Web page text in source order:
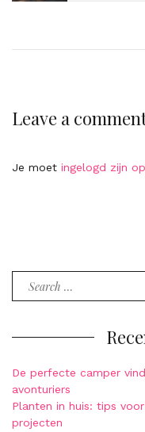
Leave a
Je moet ingelogd zijn op
De perfecte camper
avonturiers
Planten in huis: tips
projecten